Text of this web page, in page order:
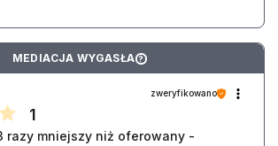
MEDIACJA WYGASŁA ?
zweryfikowano
1
razy mniejszy niż oferowany -